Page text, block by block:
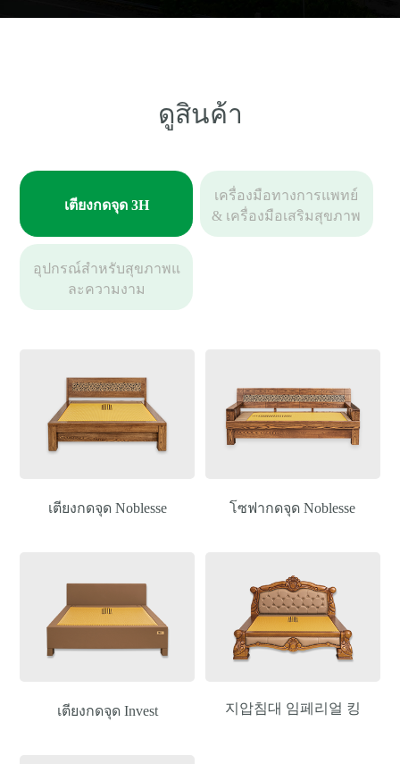
ดูสินค้า
เตียงกดจุด 3H
เครื่องมือทางการแพทย์
& เครื่องมือเสริมสุขภาพ
อุปกรณ์สำหรับสุขภาพแ
ละความงาม
เตียงกดจุด Noblesse โซฟากดจุด Noblesse
เตียงกดจุด Invest 지압침대 임페리얼 킹